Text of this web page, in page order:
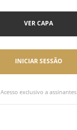
VER CAPA
INICIAR SESSÃO
Acesso exclusivo a assinantes